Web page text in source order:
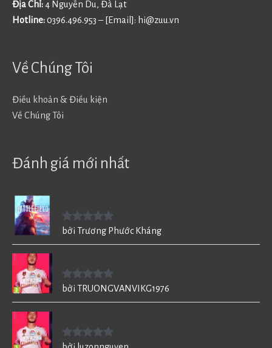
Địa Chỉ:4 Nguyễn Du, Đà Lạt
Hotline:0396.496.953 – [Email]: hi@zuu.vn
Về Chúng Tôi
Điều khoản & Điều kiện
Về Chúng Tôi
Đánh giá mới nhất
Được xếp
bởi Trương Phước Kháng
Được xếp
bởi TRUONGVANVIKG1976